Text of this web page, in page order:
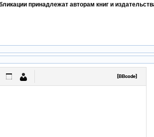
принадлежат авторам книг и